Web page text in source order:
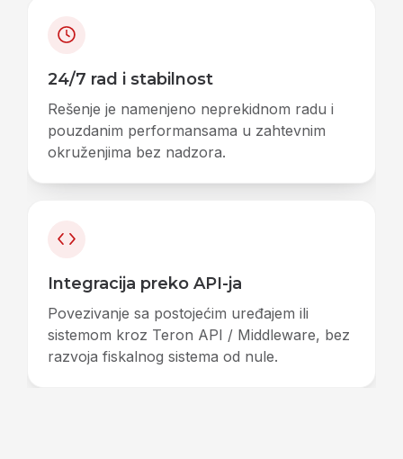
24/7 rad i stabilnost
Rešenje je namenjeno neprekidnom radu i
pouzdanim performansama u zahtevnim
okruženjima bez nadzora.
Integracija preko API-ja
Povezivanje sa postojećim uređajem ili
sistemom kroz Teron API / Middleware, bez
razvoja fiskalnog sistema od nule.